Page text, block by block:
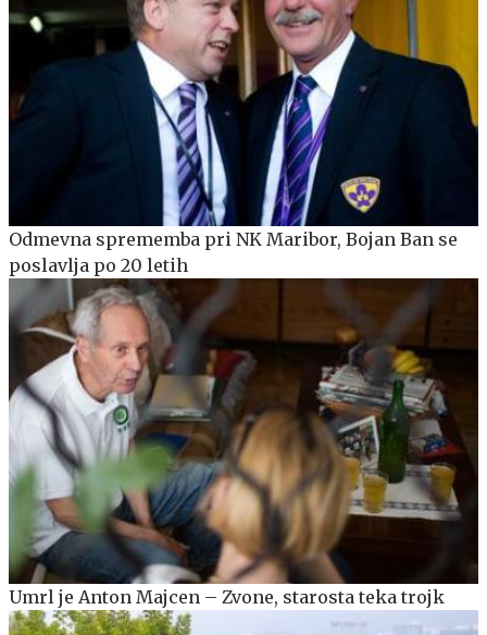
Odmevna sprememba pri NK Maribor, Bojan Ban se
poslavlja po 20 letih
Umrl je Anton Majcen – Zvone, starosta teka trojk